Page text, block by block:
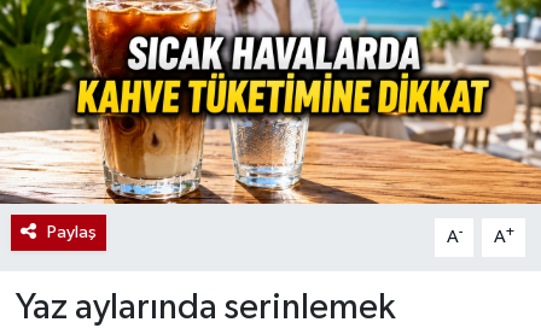
Paylaş A- A+
Yaz aylarında serinlemek